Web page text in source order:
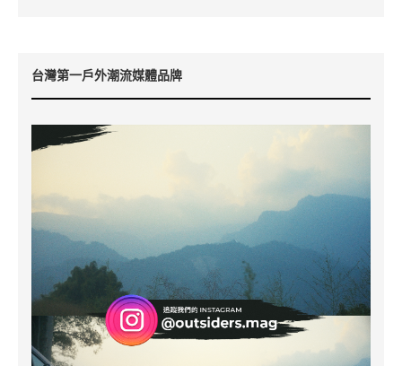
台灣第一戶外潮流媒體品牌